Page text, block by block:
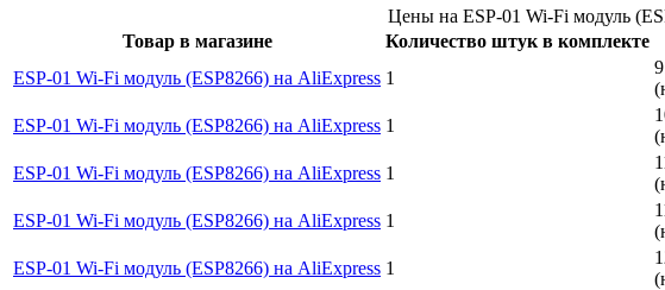
Цены на ESP-01 Wi-Fi модуль
Товар в магазине
Количество штук в комплекте
ESP-01 Wi-Fi модуль (ESP8266) на AliExpress 1
ESP-01 Wi-Fi модуль (ESP8266) на AliExpress 1
ESP-01 Wi-Fi модуль (ESP8266) на AliExpress 1
ESP-01 Wi-Fi модуль (ESP8266) на AliExpress 1
ESP-01 Wi-Fi модуль (ESP8266) на AliExpress 1